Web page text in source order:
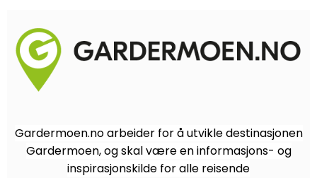
Gardermoen.no arbeider for å utvikle destinasjonen
Gardermoen, og skal være en informasjons- og
inspirasjonskilde for alle reisende